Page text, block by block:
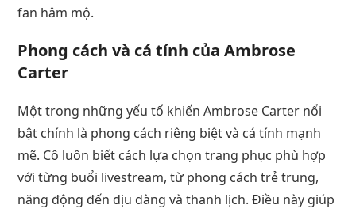
fan hâm mộ.
Phong cách và cá tính của Ambrose
Carter
Một trong những yếu tố khiến Ambrose Carter nổi
bật chính là phong cách riêng biệt và cá tính mạnh
mẽ. Cô luôn biết cách lựa chọn trang phục phù hợp
với từng buổi livestream, từ phong cách trẻ trung,
năng động đến dịu dàng và thanh lịch. Điều này giúp